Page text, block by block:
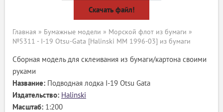
Скачать файл!
Главная » Бумажные модели » Морской флот из бумаги »
№5311 - I-19 Otsu-Gata [Halinski MM 1996-03] из бумаги
Сборная модель для склеивания из бумаги/картона своими
руками
Название: Подводная лодка I-19 Otsu Gata
Издательство: Halinski
Масштаб: 1:200